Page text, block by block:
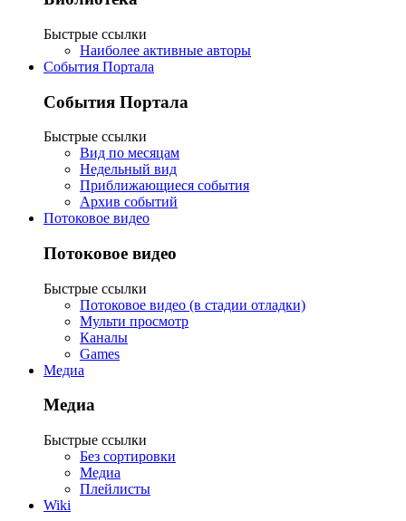
Быстрые ссылки
Наиболее активные авторы
События Портала
События Портала
Быстрые ссылки
Вид по месяцам
Недельный вид
Приближающиеся события
Архив событий
Потоковое видео
Потоковое видео
Быстрые ссылки
Потоковое видео (в стадии отладки)
Мульти просмотр
Каналы
Games
Медиа
Медиа
Быстрые ссылки
Без сортировки
Медиа
Плейлисты
Wiki